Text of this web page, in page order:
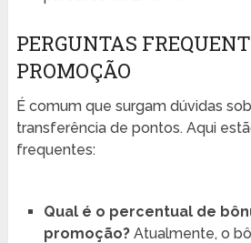
PERGUNTAS
PROMOÇÃO
É comum que surgam dúvidas
transferência de pontos. Aqui
frequentes:
Qual é o percentual de
promoção?Atualmente, o